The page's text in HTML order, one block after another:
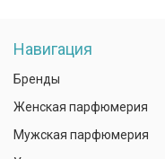
Навигация
Бренды
Женская парфюмерия
Мужская парфюмерия